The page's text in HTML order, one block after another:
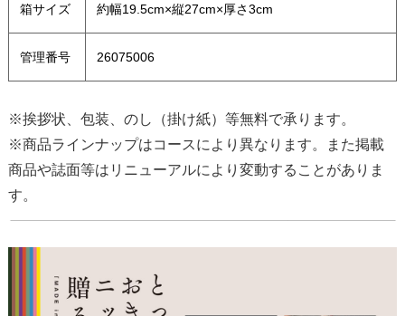
箱サイズ 約幅19.5cm×縦27cm×厚さ3cm
管理番号 26075006
※挨拶状、包装、のし（掛け紙）等無料で承ります。
※商品ラインナップはコースにより異なります。また掲載
商品や誌面等はリニューアルにより変動することがありま
す。